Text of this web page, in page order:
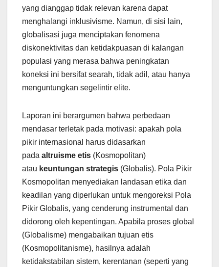
yang dianggap tidak relevan karena dapat
menghalangi inklusivisme. Namun, di sisi lain,
globalisasi juga menciptakan fenomena
diskonektivitas dan ketidakpuasan di kalangan
populasi yang merasa bahwa peningkatan
koneksi ini bersifat searah, tidak adil, atau hanya
menguntungkan segelintir elite.
Laporan ini berargumen bahwa perbedaan
mendasar terletak pada motivasi: apakah pola
pikir internasional harus didasarkan
pada altruisme etis (Kosmopolitan)
atau keuntungan strategis (Globalis). Pola Pikir
Kosmopolitan menyediakan landasan etika dan
keadilan yang diperlukan untuk mengoreksi Pola
Pikir Globalis, yang cenderung instrumental dan
didorong oleh kepentingan. Apabila proses global
(Globalisme) mengabaikan tujuan etis
(Kosmopolitanisme), hasilnya adalah
ketidakstabilan sistem, kerentanan (seperti yang